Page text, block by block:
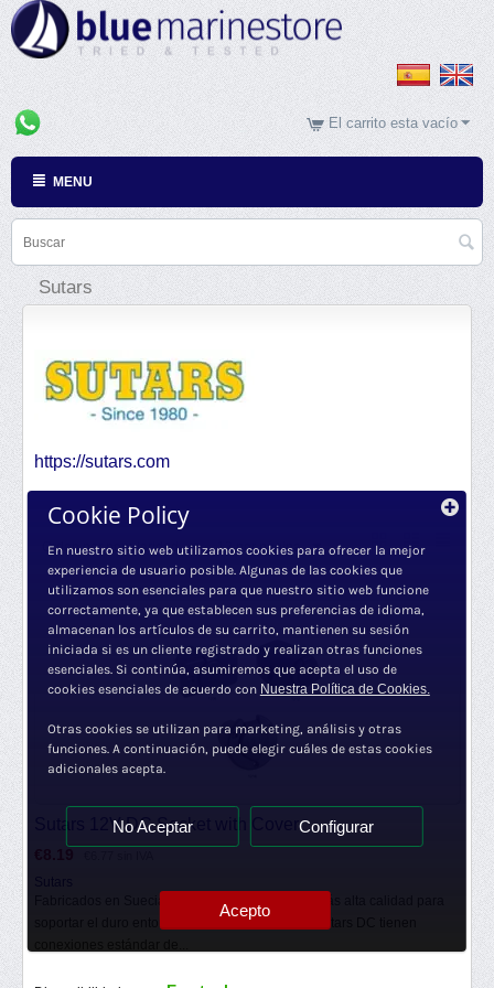
El carrito esta vacío
MENU
Sutars
https://sutars.com
Orden por popularidad 12 por página
Sutars 12V DC Socket with Cover
Fabricados en Suecia, con componentes de la más alta calidad para
soportar el duro entorno marino. Los enchufes Sutars DC tienen
Cookie Policy
En nuestro sitio web utilizamos cookies para ofrecer la mejor
experiencia de usuario posible. Algunas de las cookies que
utilizamos son esenciales para que nuestro sitio web funcione
correctamente, ya que establecen sus preferencias de idioma,
almacenan los artículos de su carrito, mantienen su sesión
iniciada si es un cliente registrado y realizan otras funciones
esenciales. Si continúa, asumiremos que acepta el uso de
cookies esenciales de acuerdo con Nuestra Política de Cookies.
Otras cookies se utilizan para marketing, análisis y otras
funciones. A continuación, puede elegir cuáles de estas cookies
adicionales acepta.
No Aceptar Configurar
Acepto